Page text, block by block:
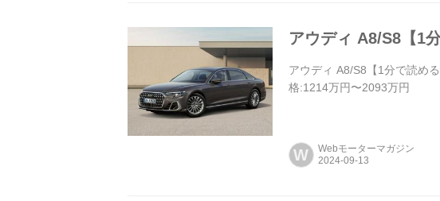
アウディ A8/S8【1
アウディ A8/S8【1分で読め
格:1214万円〜2093万円
W Webモーターマガジン